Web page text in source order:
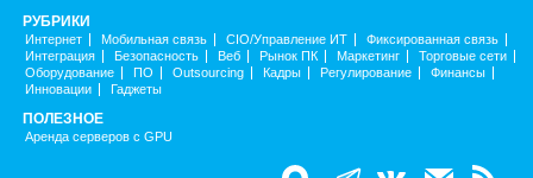
РУБРИКИ
Интернет Мобильная связь CIO/Управление ИТ
Фиксированная связь
Интеграция
Безопасность Веб Рынок ПК Маркетинг
Торговые сети
Оборудование
ПО Outsourcing Кадры Регулирование
Финансы
Инновации
Гаджеты
ПОЛЕЗНОЕ
Аренда серверов с GPU